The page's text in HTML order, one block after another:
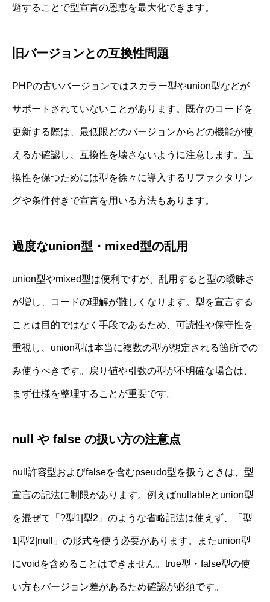
避することで型宣言の恩恵を最大化できます。
旧バージョンとの互換性問題
PHPの古いバージョンではスカラー型やunion型などが
サポートされていないことがあります。既存のコードを
更新する際は、最低限どのバージョンからどの機能が使
えるか確認し、互換性を壊さないように注意します。互
換性を保つためには型を徐々に導入するリファクタリン
グや条件付きで宣言を用いる方法もあります。
過度なunion型・mixed型の乱用
union型やmixed型は便利ですが、乱用すると型の曖昧さ
が増し、コードの理解が難しくなります。型を宣言する
ことは目的ではなく手段であるため、可読性や保守性を
重視し、union型は本当に複数の型が想定される箇所での
み使うべきです。戻り値や引数の型が不明確な場合は、
まず仕様を整理することが重要です。
null や false の扱い方の注意点
null許容型およびfalseを含むpseudo型を扱うときは、型
宣言の記法に制限があります。例えばnullableとunion型
を混ぜて「?型1|型2」のような省略記法は使えず、「型
1|型2|null」の形式を使う必要があります。またunion型
にvoidを含めることはできません。true型・false型の使
い方もバージョン差があるため確認が必須です。